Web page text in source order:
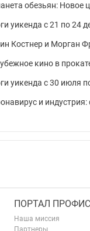
обезьян: Новое
уикенда с 21 по 24
Костнер и Морган
кино в
уикенда с 30 июля
и
ПОРТАЛ
Наша миссия
Партнеры